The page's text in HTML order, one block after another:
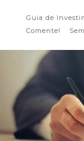
Guia de
Comente!